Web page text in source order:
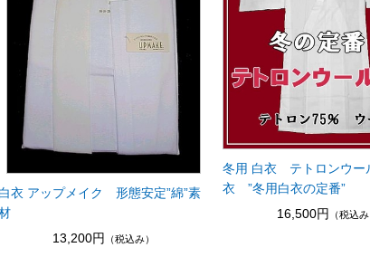
白衣 アップメイク 形態安定”綿”素
13,200円
（税込み）
冬用 白衣 テトロンウ
衣 ”冬用白衣の定番”
16,500円
（税込み